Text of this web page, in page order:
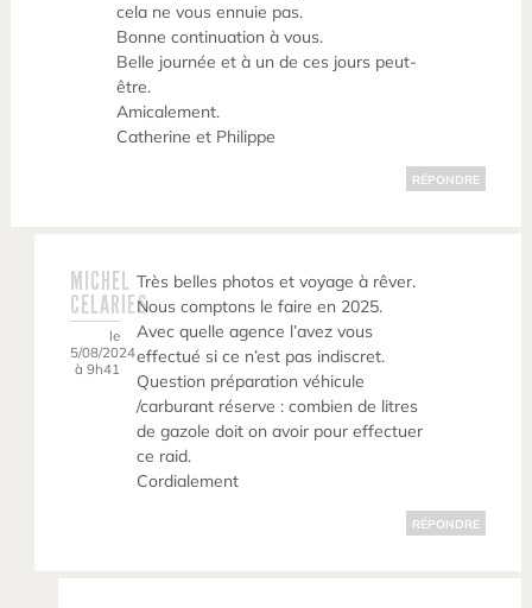
cela ne vous ennuie pas.
Bonne continuation à vous.
Belle journée et à un de ces jours peut-
être.
Amicalement.
Catherine et Philippe
RÉPONDRE
MICHEL
CELARIES
le
5/08/2024
à 9h41
Très belles photos et voyage à rêver.
Nous comptons le faire en 2025.
Avec quelle agence l’avez vous
effectué si ce n’est pas indiscret.
Question préparation véhicule
/carburant réserve : combien de litres
de gazole doit on avoir pour effectuer
ce raid.
Cordialement
RÉPONDRE